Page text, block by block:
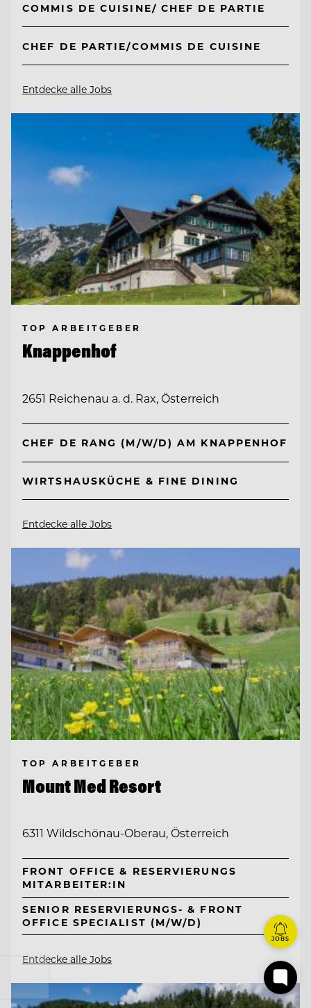
COMMIS DE CUISINE/ CHEF DE PARTIE
CHEF DE PARTIE/COMMIS DE CUISINE
Entdecke alle Jobs
TOP ARBEITGEBER
Knappenhof
2651 Reichenau a. d. Rax, Österreich
CHEF DE RANG (M/W/D) AM KNAPPENHOF
WIRTSHAUSKÜCHE & FINE DINING
Entdecke alle Jobs
TOP ARBEITGEBER
Mount Med Resort
6311 Wildschönau-Oberau, Österreich
FRONT OFFICE & RESERVIERUNGS
MITARBEITER:IN
SENIOR RESERVIERUNGS- & FRONT
OFFICE SPECIALIST (M/W/D)
Entdecke alle Jobs
JOBS